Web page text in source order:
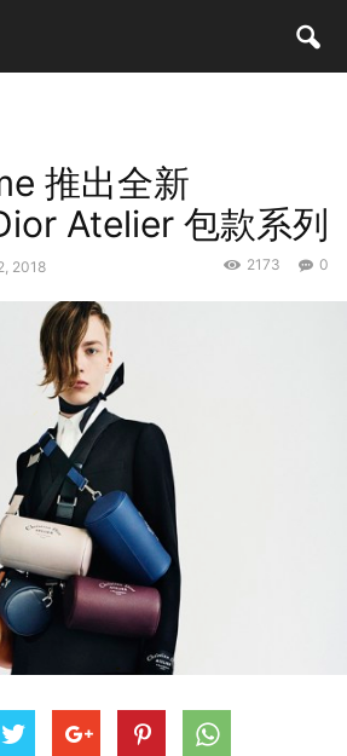
推出全新
Atelier 包款系列
2018 0
2173